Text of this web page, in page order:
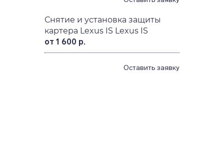
Снятие и установка защиты
картера Lexus IS Lexus IS
от 1 600 р.
Оставить заявку